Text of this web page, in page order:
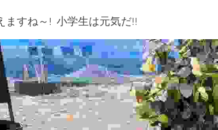
ますね～!  小学生は元気だ!!